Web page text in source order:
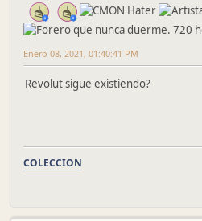
Enero 08, 2021, 01:40:41 PM
Revolut sigue existiendo?
COLECCION